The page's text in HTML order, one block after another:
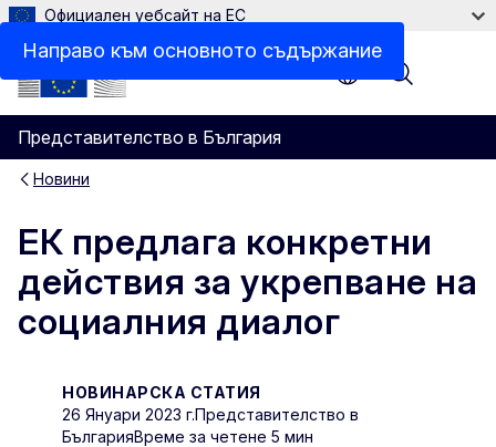
Направо към основното съдържание
Официален уебсайт на ЕС
Представителство в България
Menu
Новини
ЕК предлага конкретни
действия за укрепване на
социалния диалог
НОВИНАРСКА СТАТИЯ
26 Януари 2023 г.Представителство в
БългарияВреме за четене 5 мин